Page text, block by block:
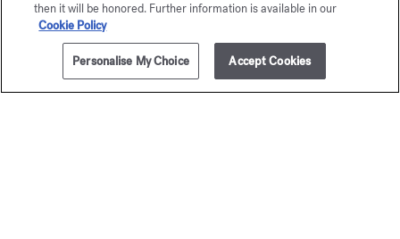
PRÉVENEZ-MOI 285,00 €
724
Eau de parfum 5ml
Maison Francis Kurkdjian a le plaisir de vous offrir
then it will be honored. Further information is available in our
Cookie Policy
Personalise My Choice Accept Cookies